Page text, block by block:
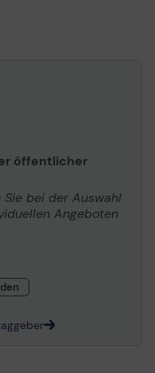
öffentlicher
bei der Auswahl
Angeboten